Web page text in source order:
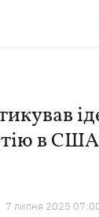
в
7 липня 2025